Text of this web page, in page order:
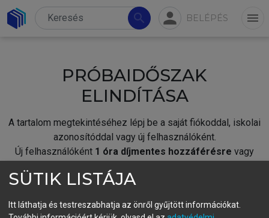
search person BELÉPÉS menu
PRÓBAIDŐSZAK
ELINDÍTÁSA
A tartalom megtekintéséhez lépj be a saját fiókoddal, iskolai
azonosítóddal vagy új felhasználóként.
Új felhasználóként 1 óra díjmentes hozzáférésre vagy
fiókoddal,vagy hozz létre új fiókot.
SÜTIK LISTÁJA
Itt láthatja és testreszabhatja az önről gyűjtött információkat.